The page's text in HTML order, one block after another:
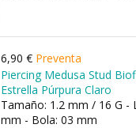
6,90 € Preventa
Piercing Medusa Stud
Estrella Púrpura Claro
Tamaño: 1.2 mm / 16 G -
mm - Bola: 03 mm